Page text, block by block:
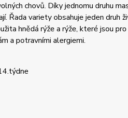
chovů. Díky jednomu druhu
Řada variety obsahuje jeden druh
hnědá rýže a rýže, které jsou
a potravními alergiemi.